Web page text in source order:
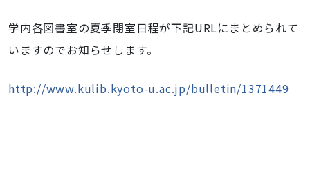
学内各図書室の夏季閉室日程が下記URLにまとめられて
いますのでお知らせします。
http://www.kulib.kyoto-u.ac.jp/bulletin/1371449